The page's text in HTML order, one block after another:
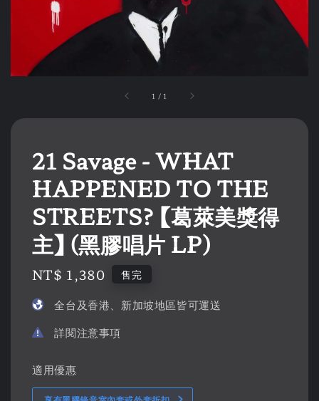
1 /1
21 Savage - WHAT
HAPPENED TO THE
STREETS? 【葛萊美獎得
主】 (黑膠唱片 LP)
Regular
NT$ 1,380 售完
全台及香港、新加坡地區皆可運送
詳閱注意事項
適用優惠